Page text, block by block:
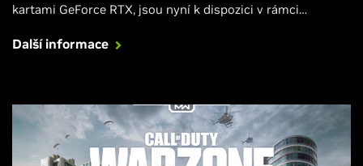
kartami GeForce RTX, jsou nyní k dispozici v rámci
standardem pro PC hry nové generace.
Další informace